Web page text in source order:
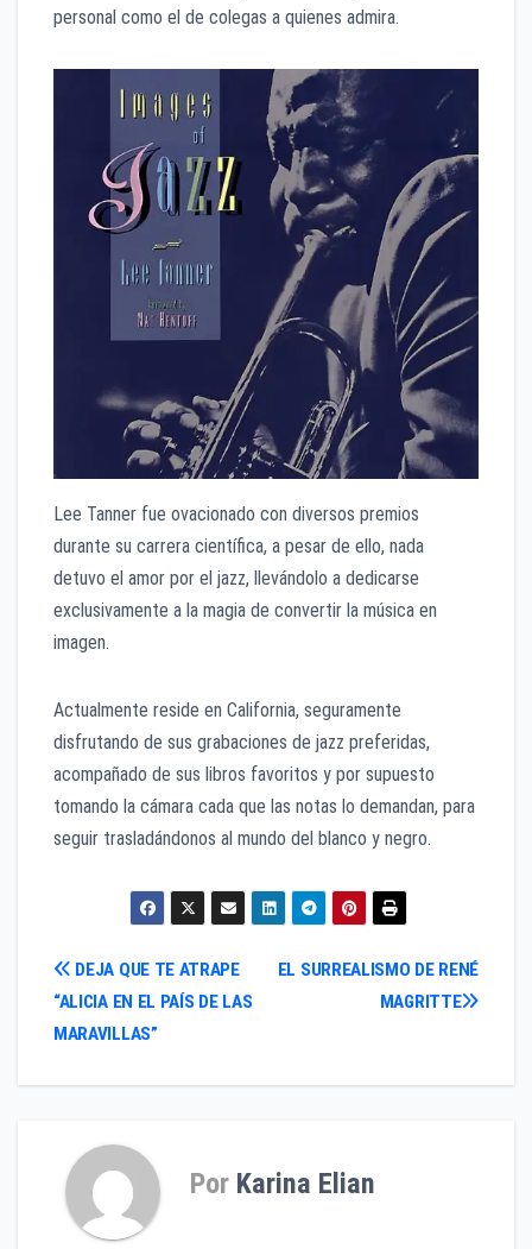
personal como el de colegas a quienes admira.
Lee Tanner fue ovacionado con diversos premios
durante su carrera científica, a pesar de ello, nada
detuvo el amor por el jazz, llevándolo a dedicarse
exclusivamente a la magia de convertir la música en
imagen.
Actualmente reside en California, seguramente
disfrutando de sus grabaciones de jazz preferidas,
acompañado de sus libros favoritos y por supuesto
tomando la cámara cada que las notas lo demandan, para
seguir trasladándonos al mundo del blanco y negro.
Navegación
de
entradas
EL SURREALISMO DE RENÉ
MAGRITTE
DEJA QUE TE ATRAPE
“ALICIA EN EL PAÍS DE LAS
MARAVILLAS”
Por Karina Elian